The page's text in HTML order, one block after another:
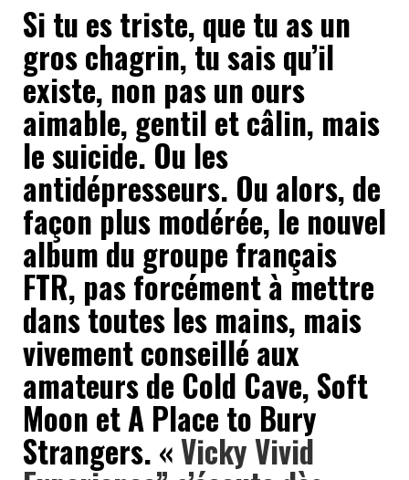
Si tu es triste, que tu as un
gros chagrin, tu sais qu’il
existe, non pas un ours
aimable, gentil et câlin, mais
le suicide. Ou les
antidépresseurs. Ou alors, de
façon plus modérée, le nouvel
album du groupe français
FTR, pas forcément à mettre
dans toutes les mains, mais
vivement conseillé aux
amateurs de Cold Cave, Soft
Moon et A Place to Bury
Strangers. «Vicky Vivid